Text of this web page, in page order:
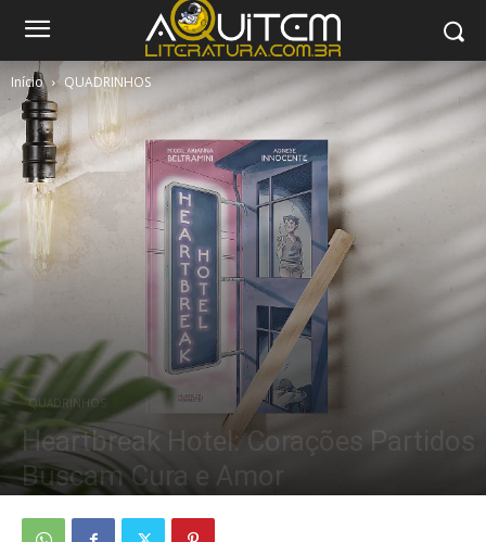
Início QUADRINHOS
QUADRINHOS
Heartbreak Hotel: Corações Partidos
Buscam Cura e Amor